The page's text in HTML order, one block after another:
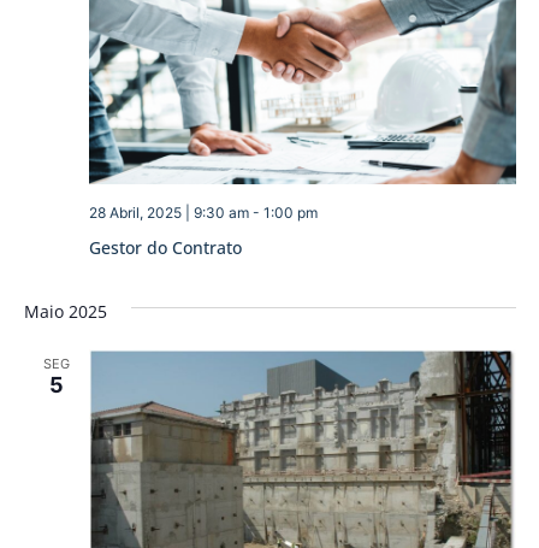
Gestor do Contrato
28 Abril, 2025 | 9:30 am- 1:00 pm
Maio 2025
SEG
5